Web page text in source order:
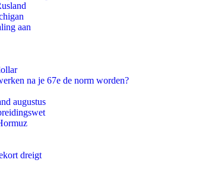
aan
na je 67e de norm worden?
augustus
dreigt